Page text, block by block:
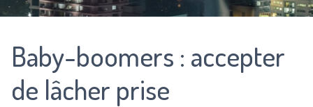
Baby-boomers : accepter
de lâcher prise